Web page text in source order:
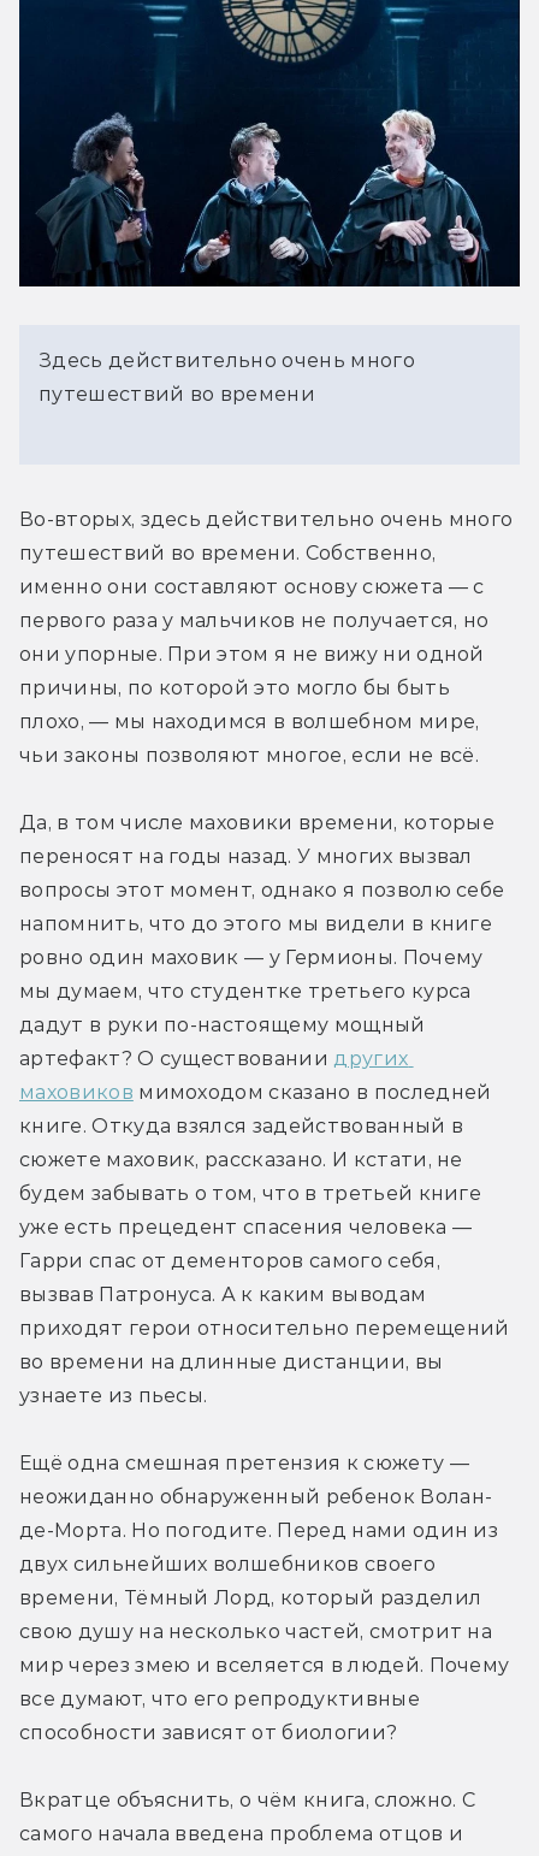
Здесь действительно очень много
путешествий во времени
Во-вторых, здесь действительно очень много
путешествий во времени. Собственно,
именно они составляют основу сюжета — с
первого раза у мальчиков не получается, но
они упорные. При этом я не вижу ни одной
причины, по которой это могло бы быть
плохо, — мы находимся в волшебном мире,
чьи законы позволяют многое, если не всё.
Да, в том числе маховики времени, которые
переносят на годы назад. У многих вызвал
вопросы этот момент, однако я позволю себе
напомнить, что до этого мы видели в книге
ровно один маховик — у Гермионы. Почему
мы думаем, что студентке третьего курса
дадут в руки по-настоящему мощный
артефакт? О существовании других
маховиков мимоходом сказано в последней
книге. Откуда взялся задействованный в
сюжете маховик, рассказано. И кстати, не
будем забывать о том, что в третьей книге
уже есть прецедент спасения человека —
Гарри спас от дементоров самого себя,
вызвав Патронуса. А к каким выводам
приходят герои относительно перемещений
во времени на длинные дистанции, вы
узнаете из пьесы.
Ещё одна смешная претензия к сюжету —
неожиданно обнаруженный ребенок Волан-
де-Морта. Но погодите. Перед нами один из
двух сильнейших волшебников своего
времени, Тёмный Лорд, который разделил
свою душу на несколько частей, смотрит на
мир через змею и вселяется в людей. Почему
все думают, что его репродуктивные
способности зависят от биологии?
Вкратце объяснить, о чём книга, сложно. С
самого начала введена проблема отцов и